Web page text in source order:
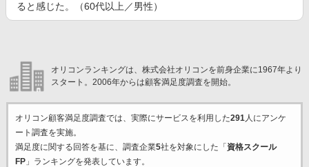
ると感じた。（60代以上／男性）
オリコンランキングは、株式会社オリコンを前身企業に1967年より
スタート。2006年からは顧客満足度調査を開始。
オリコン顧客満足度調査では、実際にサービスを利用した291人にアンケ
ート調査を実施。
満足度に関する回答を基に、調査企業5社を対象にした「 資格スクール
FP」ランキングを発表しています。